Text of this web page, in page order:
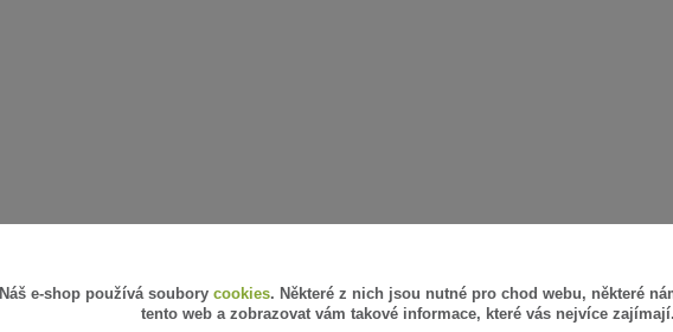
Náš e-shop používá soubory cookies. Některé z nich jsou nutné pro chod webu, některé
tento web a zobrazovat vám takové informace, které vás nejvíce zajímají.